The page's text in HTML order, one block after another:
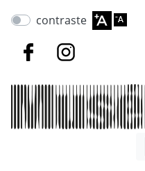
contraste